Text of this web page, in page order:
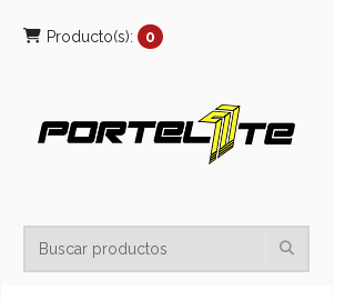
Producto(s): 0